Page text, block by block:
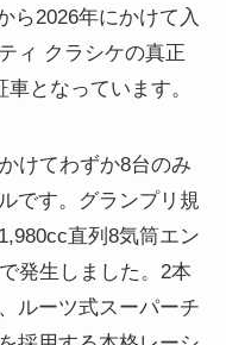
ら2026年にかけて入
ィ クラシケの真正
となっています。
けてわずか8台のみ
です。グランプリ規
直列8気筒エン
発生しました。2本
ルーツ式スーパーチ